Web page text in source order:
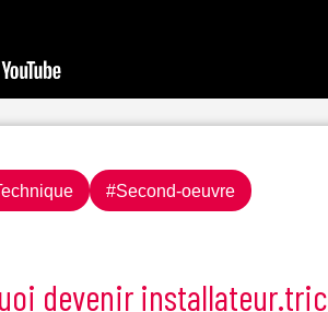
#Second-oeuvre
devenir